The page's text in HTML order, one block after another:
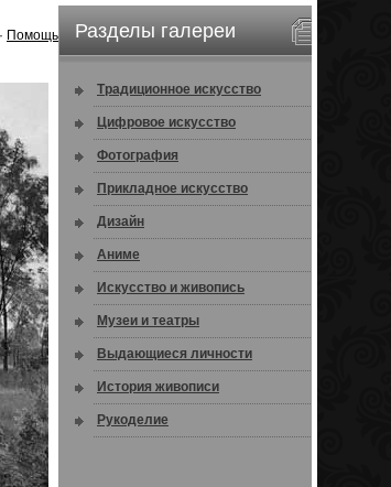
· Помощь Разделы галереи
Традиционное искусство
Цифровое искусство
Фотография
Прикладное искусство
Дизайн
Аниме
Искусство и живопись
Музеи и театры
Выдающиеся личности
История живописи
Рукоделие